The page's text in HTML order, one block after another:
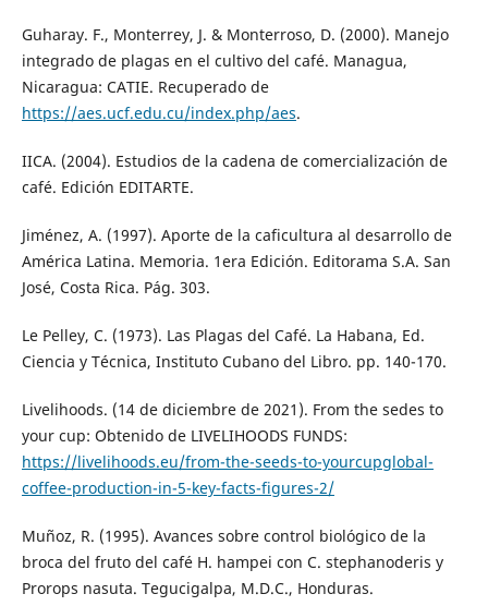
Guharay. F., Monterrey, J. & Monterroso, D. (2000). Manejo
integrado de plagas en el cultivo del café. Managua,
Nicaragua: CATIE. Recuperado de
https://aes.ucf.edu.cu/index.php/aes.
IICA. (2004). Estudios de la cadena de comercialización de
café. Edición EDITARTE.
Jiménez, A. (1997). Aporte de la caficultura al desarrollo de
América Latina. Memoria. 1era Edición. Editorama S.A. San
José, Costa Rica. Pág. 303.
Le Pelley, C. (1973). Las Plagas del Café. La Habana, Ed.
Ciencia y Técnica, Instituto Cubano del Libro. pp. 140-170.
Livelihoods. (14 de diciembre de 2021). From the sedes to
your cup: Obtenido de LIVELIHOODS FUNDS:
https://livelihoods.eu/from-the-seeds-to-yourcupglobal-
coffee-production-in-5-key-facts-figures-2/
Muñoz, R. (1995). Avances sobre control biológico de la
broca del fruto del café H. hampei con C. stephanoderis y
Prorops nasuta. Tegucigalpa, M.D.C., Honduras.